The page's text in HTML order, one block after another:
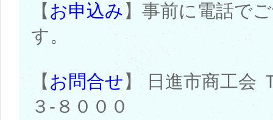
【 お申込み】事前に電話で
す。
【 お問合せ】 日進市商工会
３-８０００